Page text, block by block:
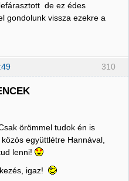
de ez édes
gondolunk vissza ezekre a
310
örömmel tudok én is
együttlétre Hannával,
lenni!
igaz!